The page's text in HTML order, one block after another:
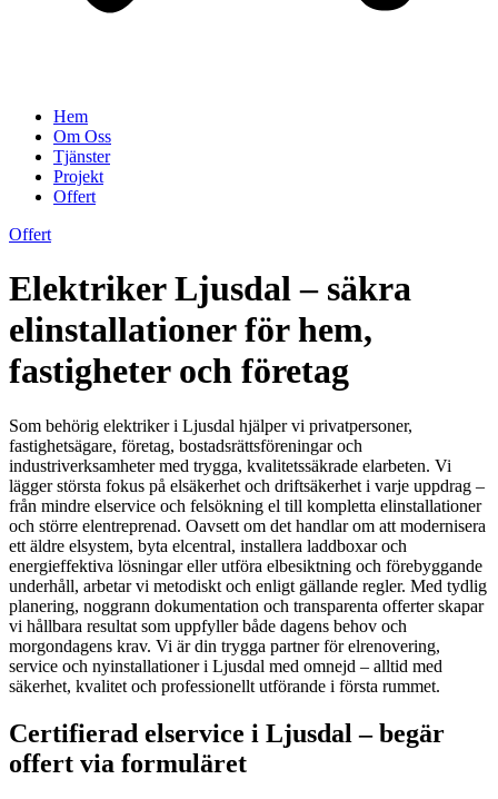
Hem
Om Oss
Tjänster
Projekt
Offert
Offert
Elektriker Ljusdal – säkra
elinstallationer för hem,
fastigheter och företag
Som behörig elektriker i Ljusdal hjälper vi privatpersoner,
fastighetsägare, företag, bostadsrättsföreningar och
industriverksamheter med trygga, kvalitetssäkrade elarbeten. Vi
lägger största fokus på elsäkerhet och driftsäkerhet i varje uppdrag –
från mindre elservice och felsökning el till kompletta elinstallationer
och större elentreprenad. Oavsett om det handlar om att modernisera
ett äldre elsystem, byta elcentral, installera laddboxar och
energieffektiva lösningar eller utföra elbesiktning och förebyggande
underhåll, arbetar vi metodiskt och enligt gällande regler. Med tydlig
planering, noggrann dokumentation och transparenta offerter skapar
vi hållbara resultat som uppfyller både dagens behov och
morgondagens krav. Vi är din trygga partner för elrenovering,
service och nyinstallationer i Ljusdal med omnejd – alltid med
säkerhet, kvalitet och professionellt utförande i första rummet.
Certifierad elservice i Ljusdal – begär
offert via formuläret